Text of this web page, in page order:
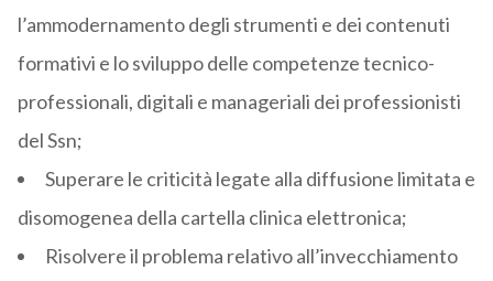
l’ammodernamento degli strumenti e dei contenuti
formativi e lo sviluppo delle competenze tecnico-
professionali, digitali e manageriali dei professionisti
del Ssn;
Superare le criticità legate alla diffusione limitata e
disomogenea della cartella clinica elettronica;
Risolvere il problema relativo all’invecchiamento